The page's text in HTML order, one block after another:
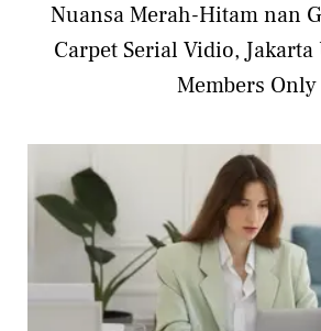
Nuansa Merah-Hitam nan
Carpet Serial Vidio,
Members Only